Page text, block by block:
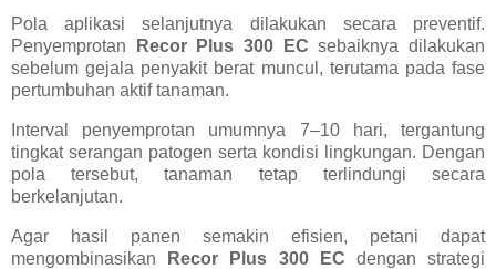
Pola aplikasi selanjutnya dilakukan secara preventif.
Penyemprotan
Recor Plus 300 EC sebaiknya dilakukan
sebelum gejala penyakit berat muncul, terutama pada fase
pertumbuhan aktif tanaman.
Interval penyemprotan umumnya 7–10 hari, tergantung
tingkat serangan patogen serta kondisi lingkungan. Dengan
pola tersebut, tanaman tetap terlindungi secara
berkelanjutan.
Agar hasil panen semakin efisien, petani dapat
mengombinasikan
Recor Plus 300 EC dengan strategi